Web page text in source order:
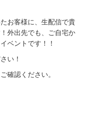
お客様に、生配信で貴
外出先でも、ご自宅か
ベントです！！
い！
確認ください。